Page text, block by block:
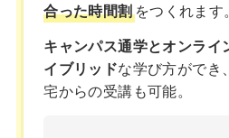
合った時間割をつくれます。
キャンパス通学とオンライ
イブリッドな学び方ができ
宅からの受講も可能。